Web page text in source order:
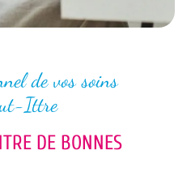
de vos soins
Ittre
DE BONNES